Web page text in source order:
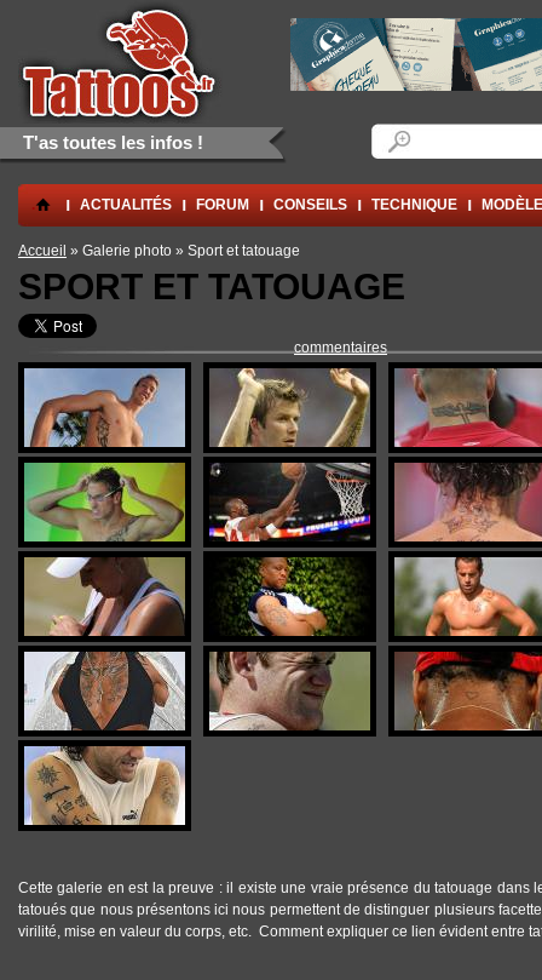
Aller au contenu principal
Skip to navigation
T'as toutes les infos !
. ACTUALITÉS FORUM CONSEILS TECHNIQUE
Vous êtes ici
Accueil » Galerie photo » Sport et tatouage
SPORT ET TATOUAGE
commentaires
Cette galerie en est la preuve : il existe une vraie présence du tatouage dans
tatoués que nous présentons ici nous permettent de distinguer plusieurs
virilité, mise en valeur du corps, etc. Comment expliquer ce lien évident entre